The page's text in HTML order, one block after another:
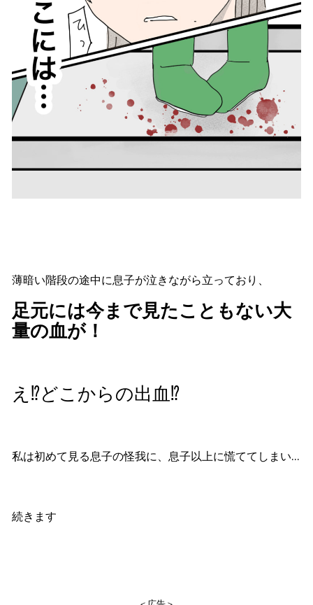
薄暗い階段の途中に息子が泣きながら立っており、
足元には今まで見たこともない大
量の血が！
え⁉︎どこからの出血⁉︎
私は初めて見る息子の怪我に、息子以上に慌ててしまい…
続きます